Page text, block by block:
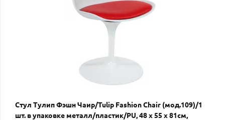
Стул Тулип Фэшн Чаир/Tulip Fashion Chair (мод.109)/1
шт. в упаковке металл/пластик/PU, 48 x 55 x 81см,